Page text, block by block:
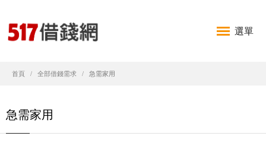
選單
首頁 全部借錢需求 急需家用
急需家用